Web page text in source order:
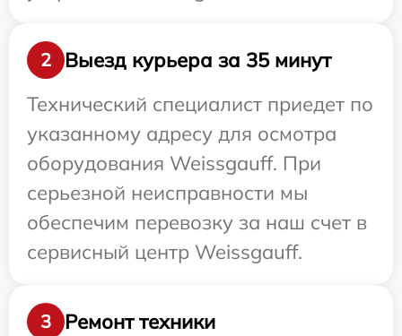
2
Выезд курьера за 35 минут
Технический специалист приедет по
указанному адресу для осмотра
оборудования Weissgauff. При
серьезной неисправности мы
обеспечим перевозку за наш счет в
сервисный центр Weissgauff.
3
Ремонт техники